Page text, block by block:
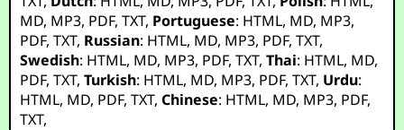
MD, MP3, PDF,TXT, Portuguese: HTML, MD, MP3,
PDF,TXT, Russian: HTML, MD, MP3, PDF,TXT,
Swedish: HTML, MD, MP3, PDF,TXT,Thai: HTML, MD,
PDF,TXT,Turkish: HTML, MD, MP3, PDF,TXT, Urdu:
HTML, MD, PDF,TXT,Chinese: HTML, MD, MP3, PDF,
TXT,